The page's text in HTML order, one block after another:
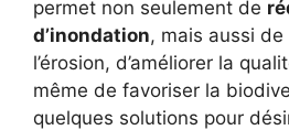
permet non seulement de
d’inondation, mais aussi
l’érosion, d’améliorer la
même de favoriser la
quelques solutions pour